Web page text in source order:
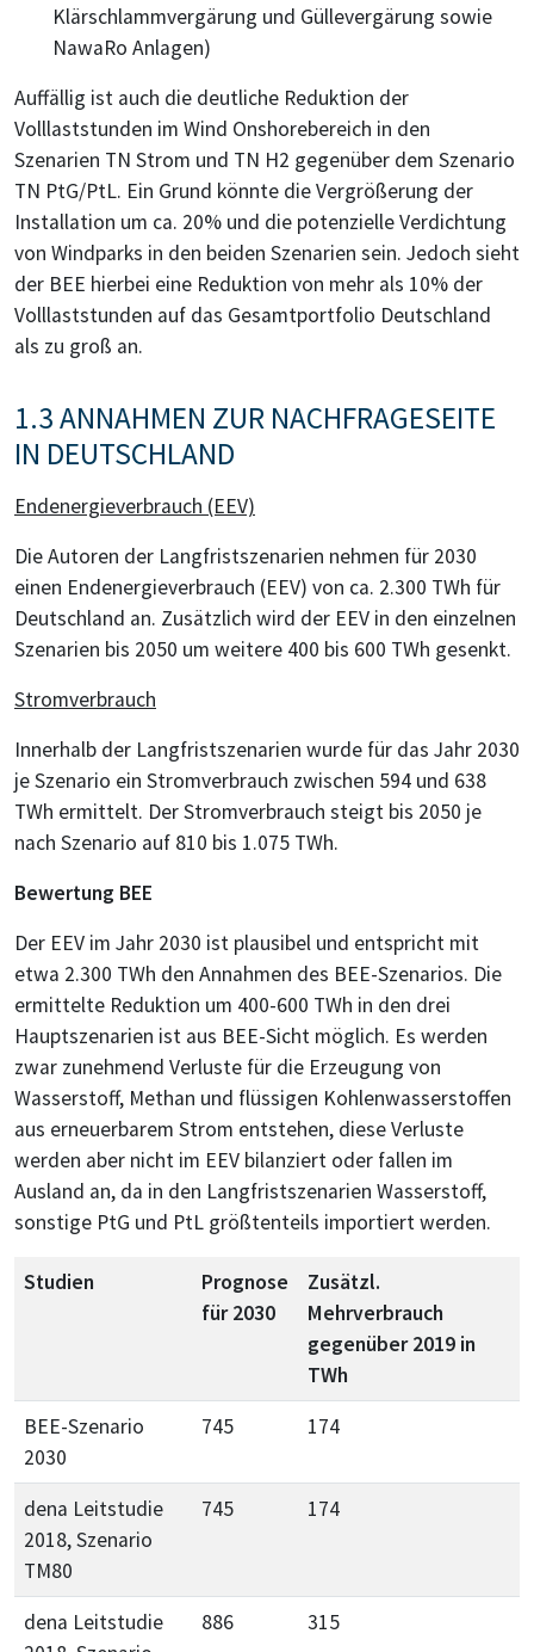
Klärschlammvergärung und Güllevergärung sowie
NawaRo Anlagen)
Auffällig ist auch die deutliche Reduktion der
Volllaststunden im Wind Onshorebereich in den
Szenarien TN Strom und TN H2 gegenüber dem Szenario
TN PtG/PtL. Ein Grund könnte die Vergrößerung der
Installation um ca. 20% und die potenzielle Verdichtung
von Windparks in den beiden Szenarien sein. Jedoch sieht
der BEE hierbei eine Reduktion von mehr als 10% der
Volllaststunden auf das Gesamtportfolio Deutschland
als zu groß an.
1.3 ANNAHMEN ZUR NACHFRAGESEITE
IN DEUTSCHLAND
Endenergieverbrauch (EEV)
Die Autoren der Langfristszenarien nehmen für 2030
einen Endenergieverbrauch (EEV) von ca. 2.300 TWh für
Deutschland an. Zusätzlich wird der EEV in den einzelnen
Szenarien bis 2050 um weitere 400 bis 600 TWh gesenkt.
Stromverbrauch
Innerhalb der Langfristszenarien wurde für das Jahr 2030
je Szenario ein Stromverbrauch zwischen 594 und 638
TWh ermittelt. Der Stromverbrauch steigt bis 2050 je
nach Szenario auf 810 bis 1.075 TWh.
Bewertung BEE
Der EEV im Jahr 2030 ist plausibel und entspricht mit
etwa 2.300 TWh den Annahmen des BEE-Szenarios. Die
ermittelte Reduktion um 400-600 TWh in den drei
Hauptszenarien ist aus BEE-Sicht möglich. Es werden
zwar zunehmend Verluste für die Erzeugung von
Wasserstoff, Methan und flüssigen Kohlenwasserstoffen
aus erneuerbarem Strom entstehen, diese Verluste
werden aber nicht im EEV bilanziert oder fallen im
Ausland an, da in den Langfristszenarien Wasserstoff,
sonstige PtG und PtL größtenteils importiert werden.
Studien
Prognose
für 2030
Zusätzl.
Mehrverbrauch
gegenüber 2019 in
TWh
BEE-Szenario
2030
745 174
dena Leitstudie
2018, Szenario
TM80
745 174
dena Leitstudie
886 315